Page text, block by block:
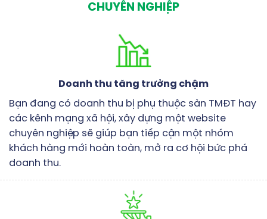
CHUYÊN NGHIỆP
Doanh thu tăng trưởng chậm
Bạn đang có doanh thu bị phụ thuộc sàn TMĐT hay
các kênh mạng xã hội, xây dựng một website
chuyên nghiệp sẽ giúp bạn tiếp cận một nhóm
khách hàng mới hoàn toàn, mở ra cơ hội bức phá
doanh thu.